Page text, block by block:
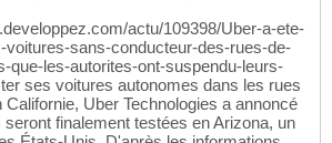
actu/109398/Uber-a-ete-
voitures-sans-conducteur-des-rues-de-
que-les-autorites-ont-suspendu-leurs-
ses voitures autonomes dans les rues
Uber Technologies a annoncé
finalement testées en Arizona, un